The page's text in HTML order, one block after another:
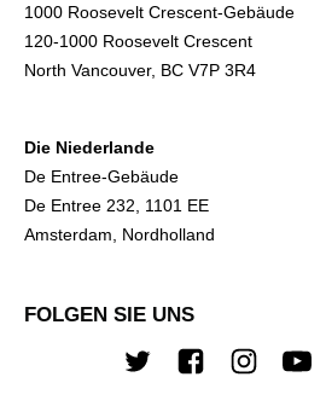
1000 Roosevelt Crescent-Gebäude
120-1000 Roosevelt Crescent
North Vancouver, BC V7P 3R4
Die Niederlande
De Entree-Gebäude
De Entree 232, 1101 EE
Amsterdam, Nordholland
FOLGEN SIE UNS
TwitterFacebook